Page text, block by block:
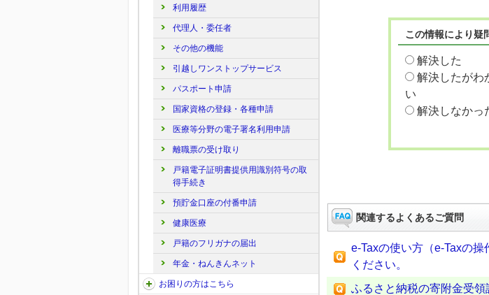
利用履歴
代理人・委任者
その他の機能
引越しワンストップサービス
パスポート申請
国家資格の登録・各種申請
医療等分野の電子署名利用申請
離職票の受け取り
戸籍電子証明書提供用識別符号の取
得手続き
預貯金口座の付番申請
健康医療
戸籍のフリガナの届出
年金・ねんきんネット
お困りの方はこちら
この情報により疑
解決した
解決したがわ
い
解決しなかっ
関連するよくあるご質問
e-Taxの使い方（e-Taxの
ください。
ふるさと納税の寄附金受領